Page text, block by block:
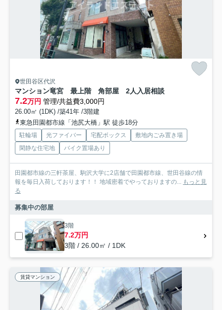
世田谷区代沢
マンション竜宮 最上階 角部屋 2人入居相談
7.2万円 管理/共益費3,000円
26.00㎡ (1DK) /築41年 /3階建
東急田園都市線「池尻大橋」駅 徒歩18分
駐輪場 光ファイバー 宅配ボックス
敷地内ごみ置き場
閑静な住宅地
バイク置場あり
田園都市線の三軒茶屋、駒沢大学に2店舗で田園都市線、世田谷線の情
報を毎日入荷しております！！ 地域密着でやっておりますの... もっと見
る
募集中の部屋
3階
7.2万円
3階 / 26.00㎡ / 1DK
賃貸マンション